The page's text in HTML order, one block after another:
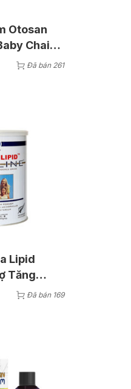
Otosan
Chai
Đã bán 261
Lipid
Tăng
Hộp
Đã bán 169